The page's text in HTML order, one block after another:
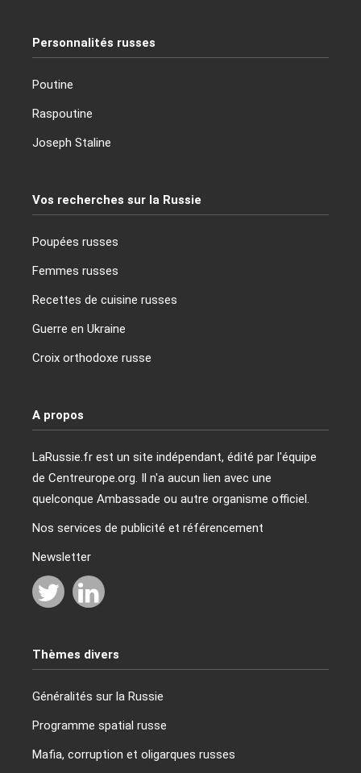
Personnalités russes
Poutine
Raspoutine
Joseph Staline
Vos recherches sur la Russie
Poupées russes
Femmes russes
Recettes de cuisine russes
Guerre en Ukraine
Croix orthodoxe russe
A propos
LaRussie.fr est un site indépendant, édité par l'équipe
de Centreurope.org. Il n'a aucun lien avec une
quelconque Ambassade ou autre organisme officiel.
Nos services de publicité et référencement
Newsletter
Thèmes divers
Généralités sur la Russie
Programme spatial russe
Mafia, corruption et oligarques russes